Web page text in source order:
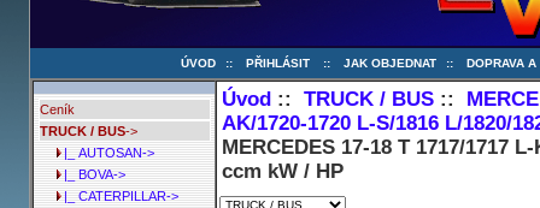
ÚVOD :: PŘIHLÁSIT :: JAK OBJEDNAT :: DOPRAVA A
Ceník
TRUCK / BUS->
|_ AUTOSAN->
|_ BOVA->
|_ CATERPILLAR->
Úvod ::TRUCK / BUS ::
AK/1720-1720 L-S/1816 L/1820/
MERCEDES 17-18 T 1717/1717
ccm kW / HP